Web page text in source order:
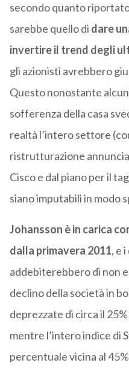
secondo quanto
sarebbe quello di dare
invertire il trend degli
gli azionisti avrebbero
Questo nonostante
sofferenza della casa
realtà l’intero settore
ristrutturazione
Cisco e dal piano per il
siano imputabili in modo
Johansson è in carica
dalla primavera 2011, e
addebiterebbero di non
declino della società in
deprezzate di circa il
mentre l’intero indice di
percentuale vicina al 45%